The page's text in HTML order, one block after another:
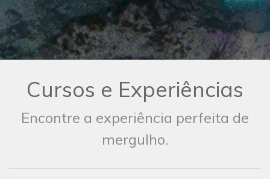
Cursos e Experiências
Encontre a experiência perfeita de
mergulho.